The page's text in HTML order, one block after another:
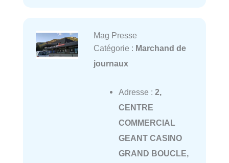
Mag Presse
Catégorie : Marchand de
journaux
Adresse : 2,
CENTRE
COMMERCIAL
GEANT CASINO
GRAND BOUCLE,